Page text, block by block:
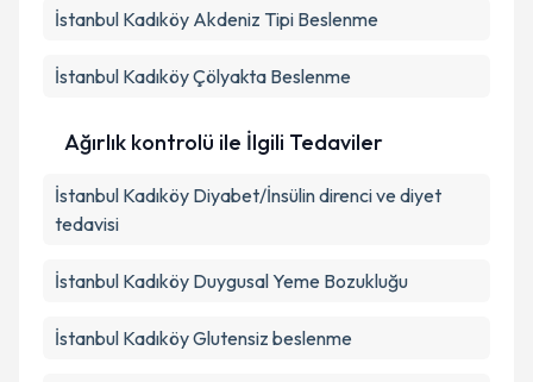
İstanbul Kadıköy Akdeniz Tipi Beslenme
İstanbul Kadıköy Çölyakta Beslenme
Ağırlık kontrolü ile İlgili Tedaviler
İstanbul Kadıköy Diyabet/İnsülin direnci ve diyet
tedavisi
İstanbul Kadıköy Duygusal Yeme Bozukluğu
İstanbul Kadıköy Glutensiz beslenme